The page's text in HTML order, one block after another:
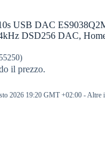
USB DAC
DSD256 DAC,
)
il prezzo.
2026 19:20 GMT +02:00 - Altre